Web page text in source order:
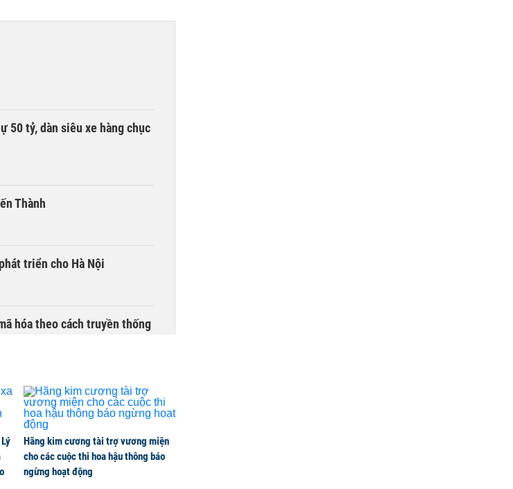
50 tỷ, dàn siêu xe hàng chục
Thành
triển cho Hà Nội
hóa theo cách truyền thống
Hãng kim cương tài trợ vương miện
cho các cuộc thi hoa hậu thông báo
ngừng hoạt động